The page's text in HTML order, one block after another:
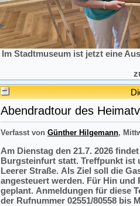
Im Stadtmuseum ist jetzt eine
Abendradtour des
Verfasst von Günther Hilgemann,
Am Dienstag den 21.7. 2026
Burgsteinfurt statt. Treffpunkt ist
Leerer Straße. Als Ziel soll die
angesteuert werden. Für Hin und
geplant. Anmeldungen für diese
der Rufnummer 02551/80558 bis